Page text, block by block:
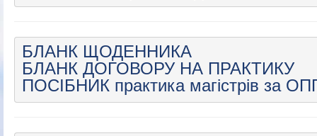
БЛАНК ЩОДЕННИКА
БЛАНК ДОГОВОРУ НА ПРАКТИКУ
ПОСІБНИК практика магістрів за